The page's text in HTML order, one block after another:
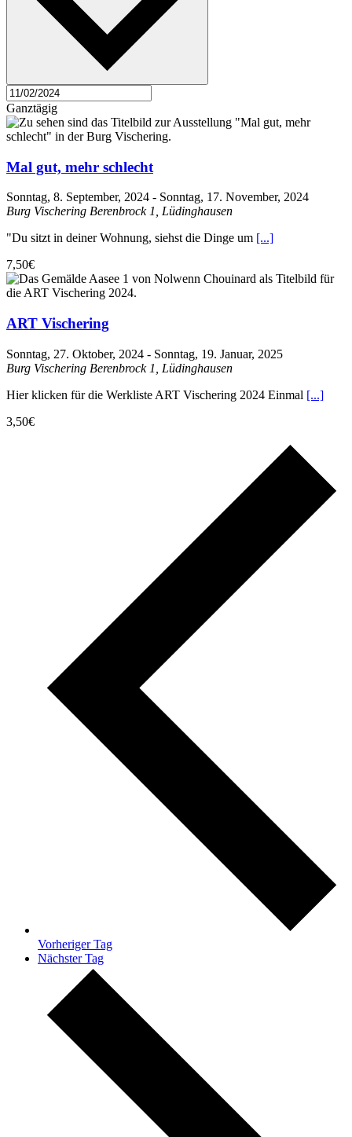
Ganztägig
Mal gut, mehr schlecht
Sonntag, 8. September, 2024 - Sonntag, 17. November, 2024
Burg Vischering Berenbrock 1, Lüdinghausen
"Du sitzt in deiner Wohnung, siehst die Dinge um [...]
7,50€
ART Vischering
Sonntag, 27. Oktober, 2024 - Sonntag, 19. Januar, 2025
Burg Vischering Berenbrock 1, Lüdinghausen
Hier klicken für die Werkliste ART Vischering 2024 Einmal [...]
3,50€
Vorheriger Tag
Nächster Tag